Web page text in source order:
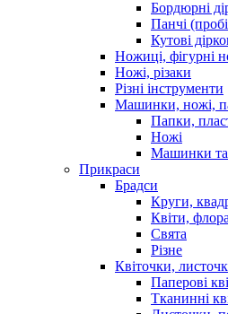
Бордюрні
Панчі
Кутові
Ножиці, фігурні
Ножі, різаки
Різні інструменти
Машинки, ножі,
Папки,
Ножі
Машинки та
Прикраси
Брадси
Круги,
Квіти, флора
Свята
Різне
Квіточки,
Паперові
Тканинні